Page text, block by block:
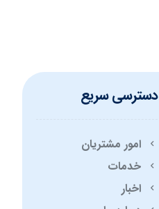
دسترسی سریع
امور مشتریان
خدمات
اخبار